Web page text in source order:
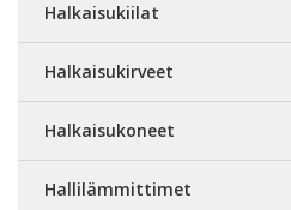
Halkaisukiilat
Halkaisukirveet
Halkaisukoneet
Hallilämmittimet